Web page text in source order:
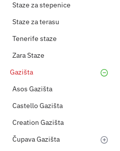
Staze za stepenice
Staze za terasu
Tenerife staze
Zara Staze
Gazišta
Asos Gazišta
Castello Gazišta
Creation Gazišta
Čupava Gazišta